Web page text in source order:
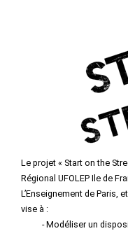
Le projet « Start on the
Régional UFOLEP Ile de
L’Enseignement de Paris,
vise à :
- Modéliser un